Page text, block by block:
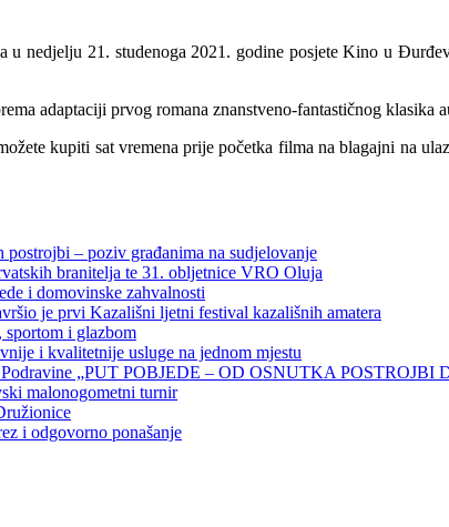
nedjelju 21. studenoga 2021. godine posjete Kino u
adaptaciji prvog romana znanstveno-fantastičnog klasika
kupiti sat vremena prije početka filma na blagajni na
– poziv građanima na sudjelovanje
branitelja te 31. obljetnice VRO Oluja
i domovinske zahvalnosti
je prvi Kazališni ljetni festival kazališnih amatera
i glazbom
i kvalitetnije usluge na jednom mjestu
„PUT POBJEDE – OD OSNUTKA POSTROJBI
malonogometni turnir
i odgovorno ponašanje